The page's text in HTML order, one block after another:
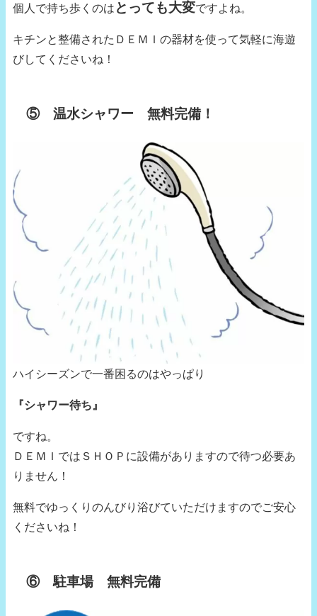
個人で持ち歩くのは とっても大変ですよね。
キチンと整備されたＤＥＭＩの器材を使って気軽に海遊
びしてくださいね！
⑤ 温水シャワー 無料完備！
ハイシーズンで一番困るのはやっぱり
『シャワー待ち』
ですね。
ＤＥＭＩではＳＨＯＰに設備がありますので待つ必要あ
りません！
無料でゆっくりのんびり浴びていただけますのでご安心
くださいね！
⑥ 駐車場 無料完備